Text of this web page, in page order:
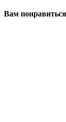
Вам понравиться